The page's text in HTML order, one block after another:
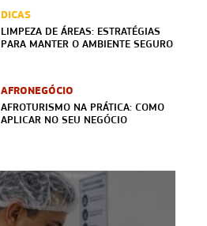
DICAS
LIMPEZA DE ÁREAS: ESTRATÉGIAS
PARA MANTER O AMBIENTE SEGURO
AFRONEGÓCIO
AFROTURISMO NA PRÁTICA: COMO
APLICAR NO SEU NEGÓCIO